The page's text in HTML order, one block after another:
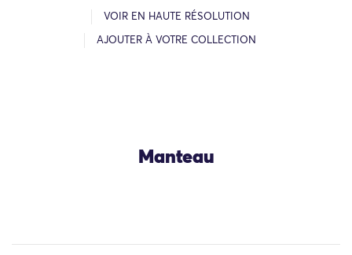
VOIR EN HAUTE RÉSOLUTION
AJOUTER À VOTRE COLLECTION
Manteau